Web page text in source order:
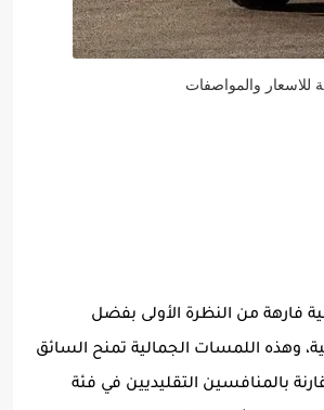
فارهة من النظرة الأولى بفضل
وهذه اللمسات الجمالية تمنح السائق
بالمنافسين التقليديين في فئة